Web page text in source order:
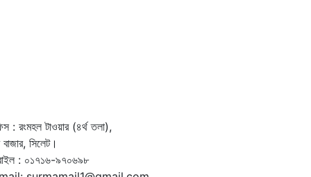
: রংমহল টাওয়ার (৪র্থ তলা),
বাজার, সিলেট।
: ০১৭১৬-৯৭০৬৯৮